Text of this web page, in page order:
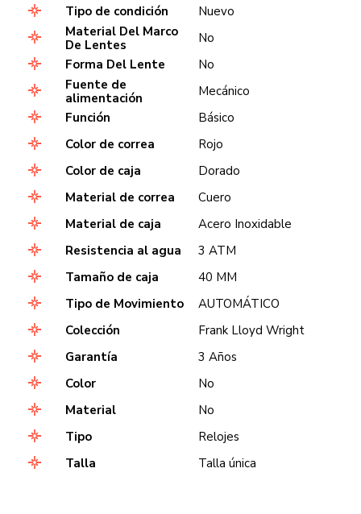
Tipo de condición
Nuevo
Material Del Marco
De Lentes
No
Forma Del Lente
No
Fuente de
alimentación
Mecánico
Función
Básico
Color de correa
Rojo
Color de caja
Dorado
Material de correa
Cuero
Material de caja
Acero Inoxidable
Resistencia al agua
3 ATM
Tamaño de caja
40 MM
Tipo de Movimiento
AUTOMÁTICO
Colección
Frank Lloyd Wright
Garantía
3 Años
Color
No
Material
No
Tipo
Relojes
Talla
Talla única